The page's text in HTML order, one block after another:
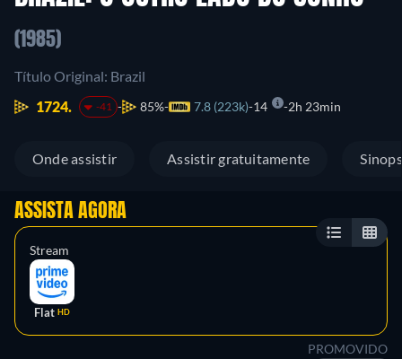
(1985)
Título Original: Brazil
1724.
-41 85% 7.8 (223k) 14 2h 23min
Onde assistir Assistir gratuitamente
ASSISTA AGORA
Stream
Flat HD
PROMOVIDO